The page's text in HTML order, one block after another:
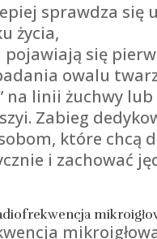
sprawdza się
życia,
się
owalu
na linii żuchwy lub
Zabieg
które chcą
i zachować